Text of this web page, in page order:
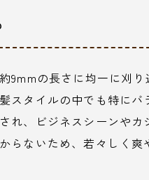
9mmの長さに均一に刈
スタイルの中でも特に
れ、ビジネスシーンや
らないため、若々しく